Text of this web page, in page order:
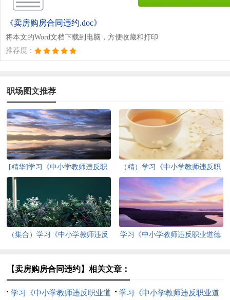
《卖房购房合同违约.doc》
将本文的Word文档下载到电脑，方便收藏和打印
推荐度：
职场图文推荐
[精华]学习《中小学教师违反职
业道德行为处理办法》心得体会
（精）学习《中小学教师违反职
业道德行为处理办法》心得体会
（集合）学习《中小学教师违反
会
学习《中小学教师违反职业道德
【卖房购房合同违约】相关文章：
学习《中小学教师违反职业道 学习《中小学教师违反职业道